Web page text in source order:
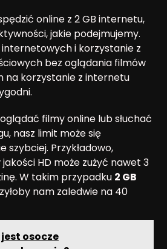
online z 2 GB internetu,
jakie podejmujemy.
i korzystanie z
bez oglądania filmów
na korzystanie z internetu
filmy online lub słuchać
nasz limit może się
szybciej. Przykładowo,
HD może zużyć nawet 3
W takim przypadku 2 GB
nam zaledwie na 40
osocze